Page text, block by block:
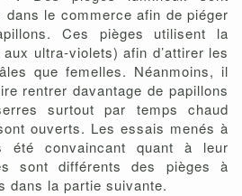
dans le commerce afin de piéger
Ces pièges utilisent la
ultra-violets) afin d’attirer les
que femelles. Néanmoins, il
rentrer davantage de papillons
surtout par temps chaud
ouverts. Les essais menés à
été convaincant quant à leur
sont différents des pièges à
dans la partie suivante.